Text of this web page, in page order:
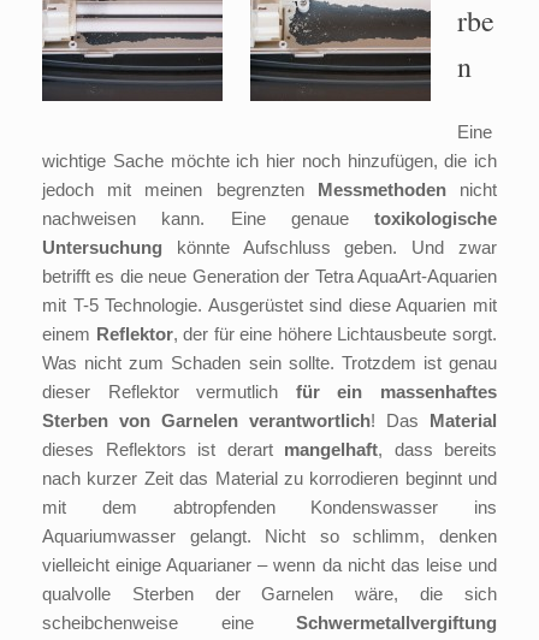
rbe
n
Eine
wichtige Sache möchte ich hier noch hinzufügen, die ich
jedoch mit meinen begrenzten Messmethodennicht
nachweisen kann. Eine genaue toxikologische
Untersuchung könnte Aufschluss geben. Und zwar
betrifft es die neue Generation der Tetra AquaArt-Aquarien
mit T-5 Technologie. Ausgerüstet sind diese Aquarien mit
einem Reflektor, der für eine höhere Lichtausbeute sorgt.
Was nicht zum Schaden sein sollte. Trotzdem ist genau
dieser Reflektor vermutlich für ein
massenhaftes
Sterben von Garnelen verantwortlich! Das Material
dieses Reflektors ist derart mangelhaft, dass bereits
nach kurzer Zeit das Material zu korrodieren beginnt und
mit dem abtropfenden Kondenswasser ins
Aquariumwasser gelangt. Nicht so schlimm, denken
vielleicht einige Aquarianer – wenn da nicht das leise und
qualvolle Sterben der Garnelen wäre, die sich
scheibchenweise eine Schwermetallvergiftung